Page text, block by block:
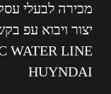
מכירה לבעלי
WATER LINE
HUYNDAI